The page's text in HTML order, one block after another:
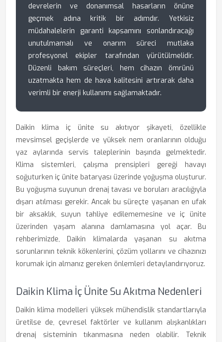
devrelerin ve donanımsal hasarların önüne
geçmek adına kritik bir adımdır. Yetkisiz
müdahalelerin garanti kapsamını sonlandıracağı
unutulmamalı ve onarım süreci mutlaka
profesyonel ekipler tarafından yürütülmelidir.
Düzenli bakım süreçleri, hem cihazın ömrünü
uzatmakta hem de hava kalitesini artırarak daha
verimli bir enerji kullanımı sağlamaktadır.
Daikin klima iç ünite su akıtıyor şikayeti, özellikle
mevsimsel geçişlerde ve yüksek nem oranlarının olduğu
yaz aylarında servis taleplerinin başında gelmektedir.
Klima sistemleri, çalışma prensipleri gereği havayı
soğuturken iç ünite bataryası üzerinde yoğuşma oluşturur.
Bu yoğuşma suyunun drenaj tavası ve boruları aracılığıyla
dışarı atılması gerekir. Ancak bu süreçte yaşanan en ufak
bir aksaklık, suyun tahliye edilememesine ve iç ünite
üzerinden yaşam alanına damlamasına yol açar. Bu
rehberimizde, Daikin klimalarda yaşanan su akıtma
sorunlarının teknik kökenlerini, çözüm yollarını ve cihazınızı
korumak için almanız gereken önlemleri detaylandırıyoruz.
Daikin Klima İç Ünite Su Akıtma Nedenleri
Daikin klima modelleri yüksek mühendislik standartlarıyla
üretilse de, çevresel faktörler ve kullanım alışkanlıkları
drenaj sisteminin tıkanmasına neden olabilir. Teknik